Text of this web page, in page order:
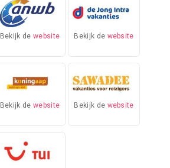
Bekijk dewebsite Bekijk de website
Bekijk dewebsite Bekijk de website